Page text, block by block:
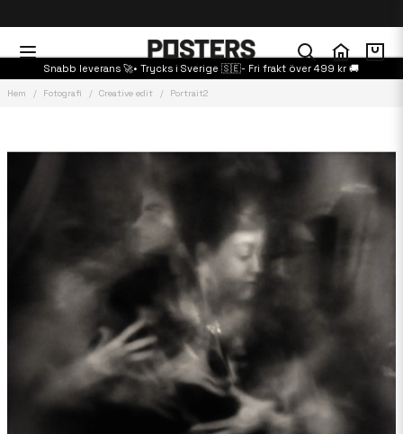
Snabb leverans 🚀• Trycks i Sverige 🇸🇪- Fri frakt över 499 kr 🚚
Hem Fotografi Creative edit Portrait2